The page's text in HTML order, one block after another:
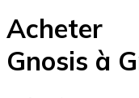
Acheter
Gnosis à